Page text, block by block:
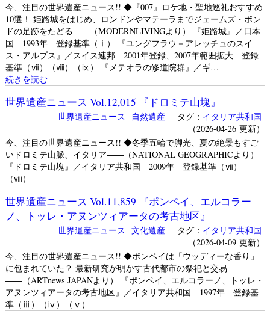
今、注目の世界遺産ニュース!! ◆『007』ロケ地・聖地巡礼おすすめ
10選！ 姫路城をはじめ、ロンドンやマテーラまでジェームズ・ボン
ドの足跡をたどる――（MODERNLIVINGより） 『姫路城』／日本
国 1993年 登録基準（ⅰ） 『ユングフラウ－アレッチュのスイ
ス・アルプス』／スイス連邦 2001年登録、2007年範囲拡大 登録
基準（ⅶ）（ⅷ）（ⅸ） 『メテオラの修道院群』／ギ…
続きを読む
世界遺産ニュース Vol.12,015 『ドロミテ山塊』
世界遺産ニュース 自然遺産タグ： イタリア共和国
（2026-04-26 更新）
今、注目の世界遺産ニュース!! ◆冬季五輪で脚光、夏の絶景もすご
いドロミテ山脈、イタリア――（NATIONAL GEOGRAPHICより）
『ドロミテ山塊』／イタリア共和国 2009年 登録基準（ⅶ）
（ⅷ）
世界遺産ニュース Vol.11,859 『ポンペイ、エルコラー
ノ、トッレ・アヌンツィアータの考古地区』
世界遺産ニュース 文化遺産タグ： イタリア共和国
（2026-04-09 更新）
今、注目の世界遺産ニュース!! ◆ポンペイは「ウッディーな香り」
に包まれていた？ 最新研究が明かす古代都市の祭祀と交易
――（ARTnews JAPANより） 『ポンペイ、エルコラーノ、トッレ・
アヌンツィアータの考古地区』／イタリア共和国 1997年 登録基
準（ⅲ）（ⅳ）（ⅴ）